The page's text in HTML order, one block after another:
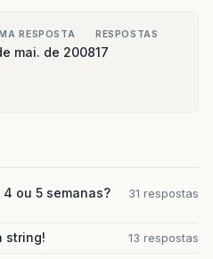
RESPOSTA
mai. de 2008
RESPOSTAS
17
4 ou 5 semanas?
31 respostas
string! 13 respostas